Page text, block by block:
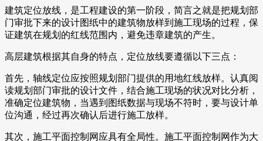
建筑定位放线，是工程建设的第一阶段，简言之就是把规划部
门审批下来的设计图纸中的建筑物放样到施工现场的过程，保
证建筑在规划的红线范围内，避免违章建筑的产生。
高层建筑根据其自身的特点，定位放线要遵循以下三点：
首先，轴线定位应按照规划部门提供的用地红线放样。认真阅
读规划部门审批的设计文件，结合施工现场的状况对比分析，
准确定位建筑物，当遇到图纸数据与现场不符时，要与设计单
位沟通，经过再次确认后进行施工放样。
其次，施工平面控制网应具有全局性。施工平面控制网作为大